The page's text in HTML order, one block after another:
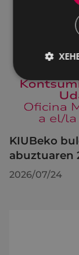
KIUBeko
abuztuaren
2026/07/24